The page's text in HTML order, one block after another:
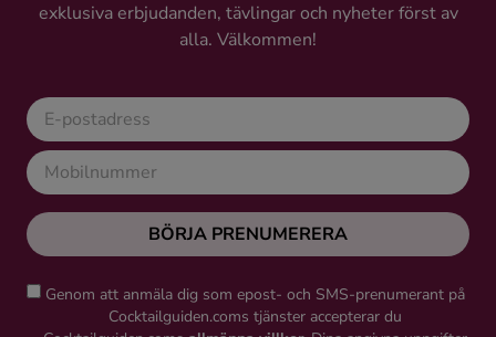
exklusiva erbjudanden, tävlingar och nyheter först av
alla. Välkommen!
BÖRJA PRENUMERERA
Genom att anmäla dig som epost- och SMS-prenumerant på
Cocktailguiden.coms tjänster accepterar du